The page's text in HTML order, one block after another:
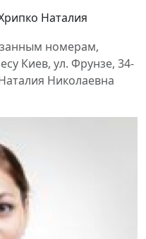
Наталия
номерам,
Киев, ул. Фрунзе, 34-
Николаевна